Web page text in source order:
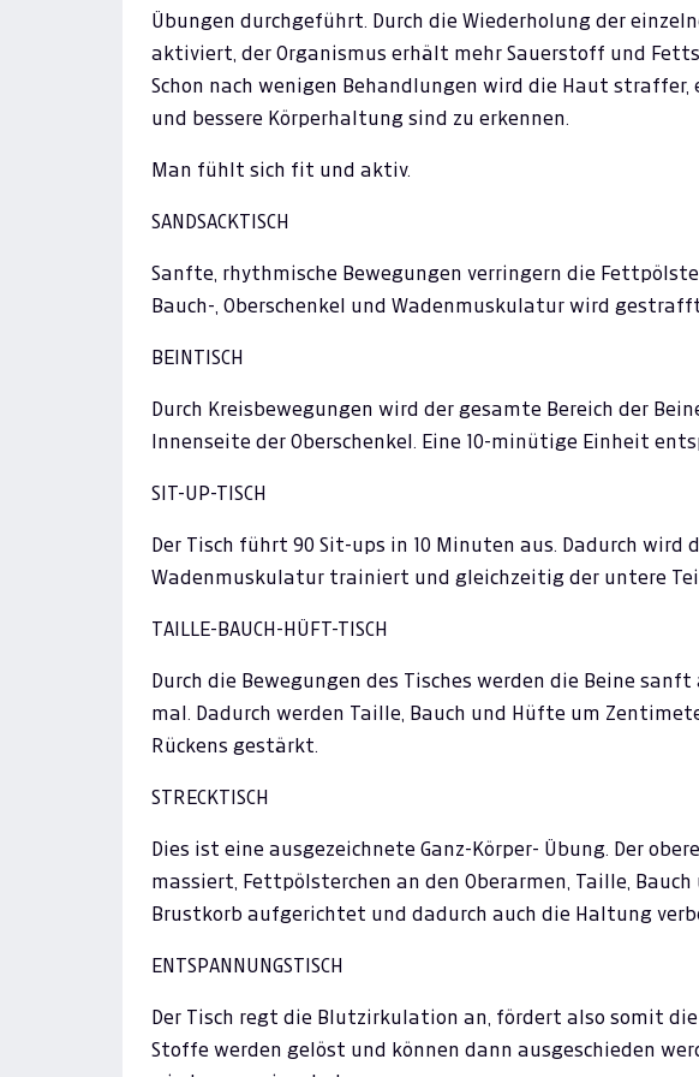
Übungen durchgeführt. Durch die Wiederholung der
aktiviert, der Organismus erhält mehr Sauerstoff und
Schon nach wenigen Behandlungen wird die Haut
und bessere Körperhaltung sind zu erkennen.
Man fühlt sich fit und aktiv.
SANDSACKTISCH
Sanfte, rhythmische Bewegungen verringern die
Bauch-, Oberschenkel und Wadenmuskulatur wird
BEINTISCH
Durch Kreisbewegungen wird der gesamte Bereich der
Innenseite der Oberschenkel. Eine 10-minütige Einheit
SIT-UP-TISCH
Der Tisch führt 90 Sit-ups in 10 Minuten aus. Dadurch wird
Wadenmuskulatur trainiert und gleichzeitig der untere
TAILLE-BAUCH-HÜFT-TISCH
Durch die Bewegungen des Tisches werden die Beine
mal. Dadurch werden Taille, Bauch und Hüfte um
Rückens gestärkt.
STRECKTISCH
Dies ist eine ausgezeichnete Ganz-Körper- Übung. Der
massiert, Fettpölsterchen an den Oberarmen, Taille,
Brustkorb aufgerichtet und dadurch auch die Haltung
ENTSPANNUNGSTISCH
Der Tisch regt die Blutzirkulation an, fördert also somit
Stoffe werden gelöst und können dann ausgeschieden